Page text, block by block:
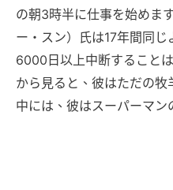
の朝3時半に仕事を始めま
ー・スン）氏は17年間同じ
6000日以上中断すること
から見ると、彼はただの
中には、彼はスーパーマン